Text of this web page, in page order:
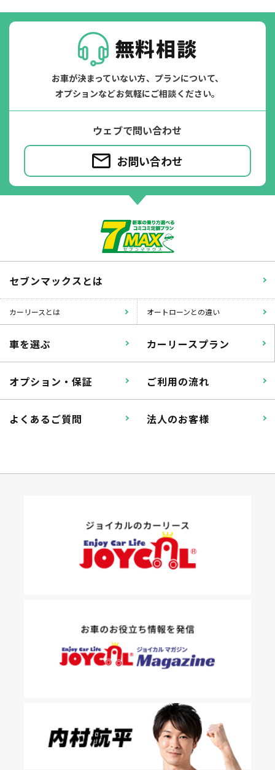
無料相談
お車が決まっていない方、プランについて、
オプションなどお気軽にご相談ください。
ウェブで問い合わせ
お問い合わせ
セブンマックスとは
カーリースとは オートローンとの違い
車を選ぶ カーリースプラン
オプション・保証 ご利用の流れ
よくあるご質問 法人のお客様